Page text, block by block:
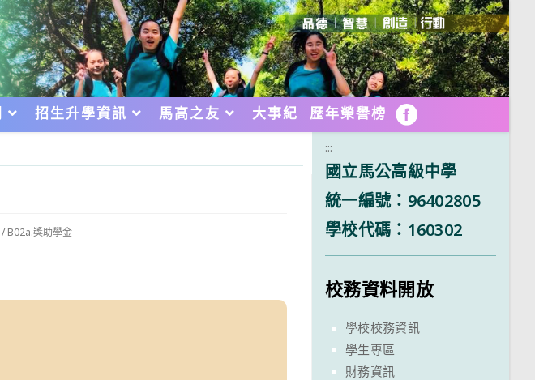
招生升學資訊 馬高之友 大事紀 歷年榮譽榜 FB
/ B02a.獎助學金
:::
國立馬公高級中學
統一編號：96402805
學校代碼：160302
校務資料開放
學校校務資訊
學生專區
財務資訊